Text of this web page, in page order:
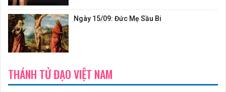
Ngày 15/09: Đức Mẹ Sầu Bi
THÁNH TỬ ĐẠO VIỆT NAM